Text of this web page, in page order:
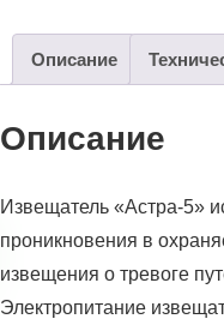
Описание
Описание
Извещатель «Астра-5»
проникновения в
извещения о тревоге
Электропитание